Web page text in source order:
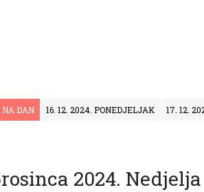
DAN 16. 12. 2024. PONEDJELJAK 17. 12.
2024. Nedjelja